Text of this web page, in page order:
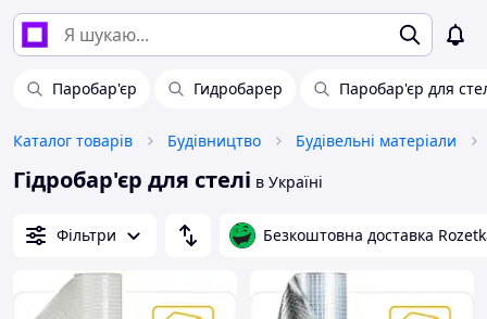
Паробар'єр Гидробарер Паробар'єр для
Каталог товарів Будівництво Будівельні матеріали
Гідробар'єр для стелі в Україні
Фільтри Безкоштовна доставка